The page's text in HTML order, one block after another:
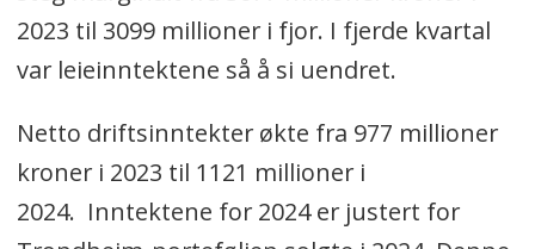
2023 til 3099 millioner i fjor. I fjerde kvartal
var leieinntektene så å si uendret.
Netto driftsinntekter økte fra 977 millioner
kroner i 2023 til 1121 millioner i
2024. Inntektene for 2024 er justert for